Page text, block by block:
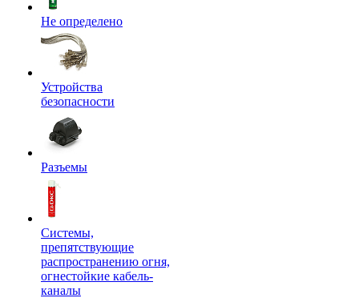
Не определено
Устройства
безопасности
Разъемы
Системы,
препятствующие
распространению огня,
огнестойкие кабель-
каналы